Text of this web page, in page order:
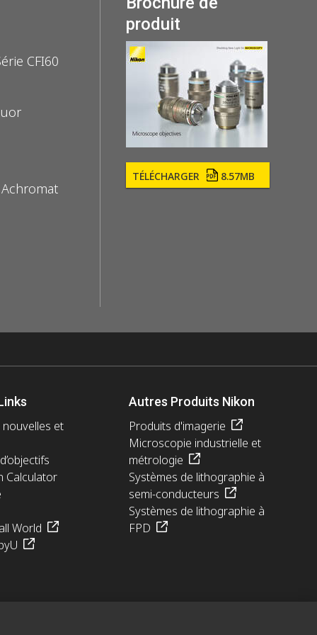
produit
TÉLÉCHARGER 8.57MB
CFI60
Achromat
et
Calculator
World
Autres Produits Nikon
Produits d'imagerie
Microscopie industrielle et
métrologie
Systèmes de lithographie à
semi-conducteurs
Systèmes de lithographie à
FPD